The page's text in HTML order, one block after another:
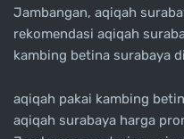
Jambangan, aqiqah
rekomendasi aqiqah
kambing betina surabaya
aqiqah pakai kambing
aqiqah surabaya harga